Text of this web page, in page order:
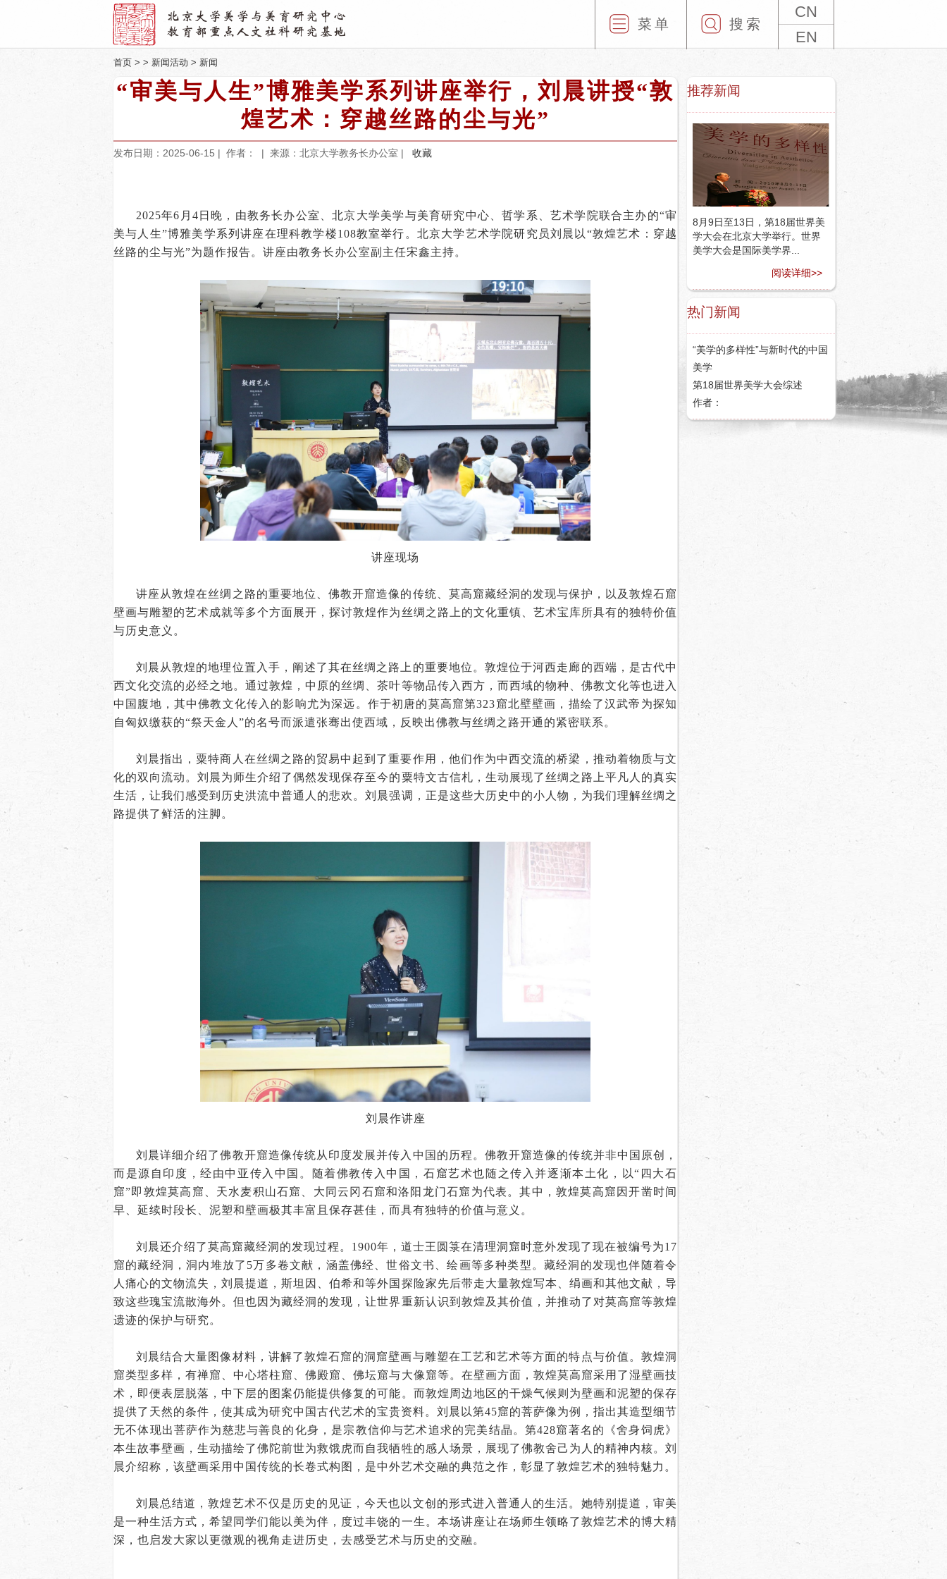
CN
EN
搜索
菜单
首页 > > 新闻活动 > 新闻
“审美与人生”博雅美学系列讲座举行，刘晨讲授“敦
煌艺术：穿越丝路的尘与光”
发布日期：2025-06-15 | 作者： | 来源：北京大学教务长办公室 | 收藏
2025年6月4日晚，由教务长办公室、北京大学美学与美育研究中心、哲学系、艺术学院联合主办的“审
美与人生”博雅美学系列讲座在理科教学楼108教室举行。北京大学艺术学院研究员刘晨以“敦煌艺术：穿越
丝路的尘与光”为题作报告。讲座由教务长办公室副主任宋鑫主持。
讲座现场
讲座从敦煌在丝绸之路的重要地位、佛教开窟造像的传统、莫高窟藏经洞的发现与保护，以及敦煌石窟
壁画与雕塑的艺术成就等多个方面展开，探讨敦煌作为丝绸之路上的文化重镇、艺术宝库所具有的独特价值
与历史意义。
刘晨从敦煌的地理位置入手，阐述了其在丝绸之路上的重要地位。敦煌位于河西走廊的西端，是古代中
西文化交流的必经之地。通过敦煌，中原的丝绸、茶叶等物品传入西方，而西域的物种、佛教文化等也进入
中国腹地，其中佛教文化传入的影响尤为深远。作于初唐的莫高窟第323窟北壁壁画，描绘了汉武帝为探知
自匈奴缴获的“祭天金人”的名号而派遣张骞出使西域，反映出佛教与丝绸之路开通的紧密联系。
刘晨指出，粟特商人在丝绸之路的贸易中起到了重要作用，他们作为中西交流的桥梁，推动着物质与文
化的双向流动。刘晨为师生介绍了偶然发现保存至今的粟特文古信札，生动展现了丝绸之路上平凡人的真实
生活，让我们感受到历史洪流中普通人的悲欢。刘晨强调，正是这些大历史中的小人物，为我们理解丝绸之
路提供了鲜活的注脚。
刘晨作讲座
刘晨详细介绍了佛教开窟造像传统从印度发展并传入中国的历程。佛教开窟造像的传统并非中国原创，
而是源自印度，经由中亚传入中国。随着佛教传入中国，石窟艺术也随之传入并逐渐本土化，以“四大石
窟”即敦煌莫高窟、天水麦积山石窟、大同云冈石窟和洛阳龙门石窟为代表。其中，敦煌莫高窟因开凿时间
早、延续时段长、泥塑和壁画极其丰富且保存甚佳，而具有独特的价值与意义。
刘晨还介绍了莫高窟藏经洞的发现过程。1900年，道士王圆箓在清理洞窟时意外发现了现在被编号为17
窟的藏经洞，洞内堆放了5万多卷文献，涵盖佛经、世俗文书、绘画等多种类型。藏经洞的发现也伴随着令
人痛心的文物流失，刘晨提道，斯坦因、伯希和等外国探险家先后带走大量敦煌写本、绢画和其他文献，导
致这些瑰宝流散海外。但也因为藏经洞的发现，让世界重新认识到敦煌及其价值，并推动了对莫高窟等敦煌
遗迹的保护与研究。
刘晨结合大量图像材料，讲解了敦煌石窟的洞窟壁画与雕塑在工艺和艺术等方面的特点与价值。敦煌洞
窟类型多样，有禅窟、中心塔柱窟、佛殿窟、佛坛窟与大像窟等。在壁画方面，敦煌莫高窟采用了湿壁画技
术，即便表层脱落，中下层的图案仍能提供修复的可能。而敦煌周边地区的干燥气候则为壁画和泥塑的保存
提供了天然的条件，使其成为研究中国古代艺术的宝贵资料。刘晨以第45窟的菩萨像为例，指出其造型细节
无不体现出菩萨作为慈悲与善良的化身，是宗教信仰与艺术追求的完美结晶。第428窟著名的《舍身饲虎》
本生故事壁画，生动描绘了佛陀前世为救饿虎而自我牺牲的感人场景，展现了佛教舍己为人的精神内核。刘
晨介绍称，该壁画采用中国传统的长卷式构图，是中外艺术交融的典范之作，彰显了敦煌艺术的独特魅力。
刘晨总结道，敦煌艺术不仅是历史的见证，今天也以文创的形式进入普通人的生活。她特别提道，审美
是一种生活方式，希望同学们能以美为伴，度过丰饶的一生。本场讲座让在场师生领略了敦煌艺术的博大精
深，也启发大家以更微观的视角走进历史，去感受艺术与历史的交融。
推荐新闻
8月9日至13日，第18届世界美
学大会在北京大学举行。世界
美学大会是国际美学界...
阅读详细>>
热门新闻
“美学的多样性”与新时代的中国
美学
第18届世界美学大会综述
作者：